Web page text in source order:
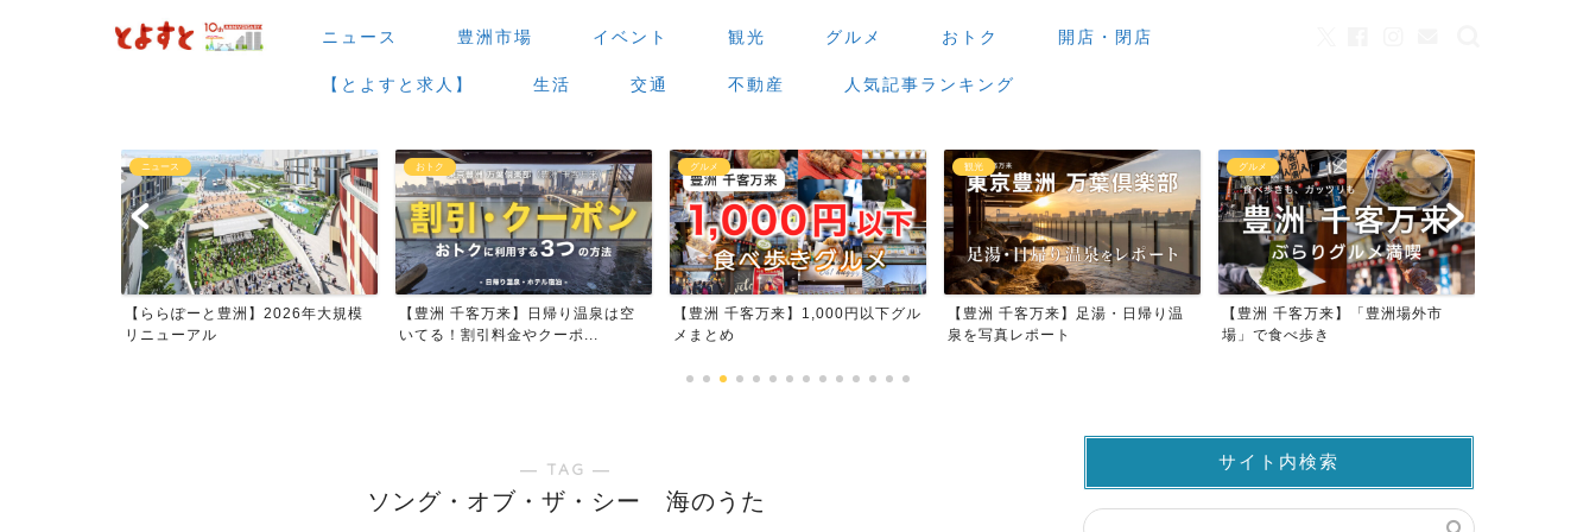
ニュース 豊洲市場 イベント 観光 グルメ おトク 開店・閉店
【とよすと求人】 生活 交通 不動産 人気記事ランキング
ニュース
【ららぽーと豊洲】2026年大規模
リニューアル
おトク
【豊洲 千客万来】日帰り温泉は空
いてる！割引料金やクーポ...
グルメ
【豊洲 千客万来】1,000円以下グル
メまとめ
観光
【豊洲 千客万来】足湯・日帰り温
泉を写真レポート
グルメ
【豊洲 千客万来】「豊洲場外市
場」で食べ歩き
― TAG ―
ソング・オブ・ザ・シー 海のうた
サイト内検索